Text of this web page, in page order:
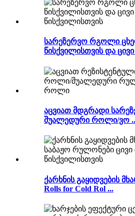
სარეზერვო რგოლი
წისქვილისთვის და
აცვიათ მდგრადი
შუალედური როლი/ვო
ქარხნის გაყიდვების
Rolls for Cold Rol ...